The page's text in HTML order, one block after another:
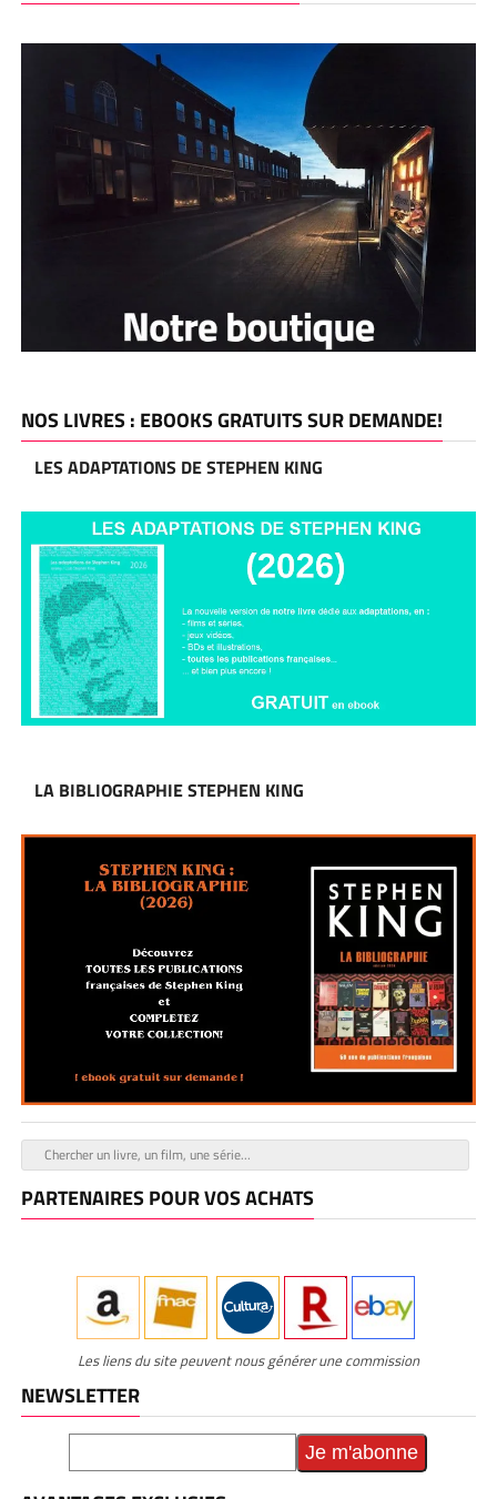
NOS LIVRES : EBOOKS GRATUITS SUR DEMANDE!
LES ADAPTATIONS DE STEPHEN KING
LA BIBLIOGRAPHIE STEPHEN KING
PARTENAIRES POUR VOS ACHATS
Les liens du site peuvent nous générer une commission
NEWSLETTER